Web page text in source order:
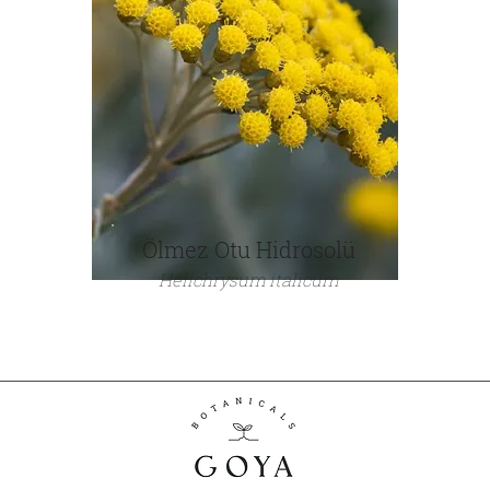
Ölmez Otu Hidrosolü
Helichrysum italicum